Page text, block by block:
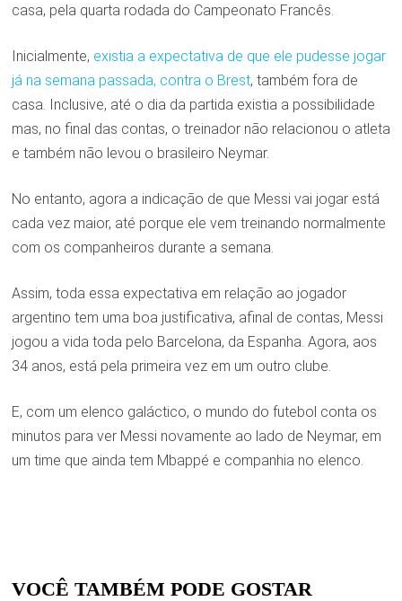
casa, pela quarta rodada do Campeonato Francês.
Inicialmente, existia a expectativa de que ele pudesse jogar
já na semana passada, contra o Brest, também fora de
casa. Inclusive, até o dia da partida existia a possibilidade
mas, no final das contas, o treinador não relacionou o atleta
e também não levou o brasileiro Neymar.
No entanto, agora a indicação de que Messi vai jogar está
cada vez maior, até porque ele vem treinando normalmente
com os companheiros durante a semana.
Assim, toda essa expectativa em relação ao jogador
argentino tem uma boa justificativa, afinal de contas, Messi
jogou a vida toda pelo Barcelona, da Espanha. Agora, aos
34 anos, está pela primeira vez em um outro clube.
E, com um elenco galáctico, o mundo do futebol conta os
minutos para ver Messi novamente ao lado de Neymar, em
um time que ainda tem Mbappé e companhia no elenco.
VOCÊ TAMBÉM PODE GOSTAR